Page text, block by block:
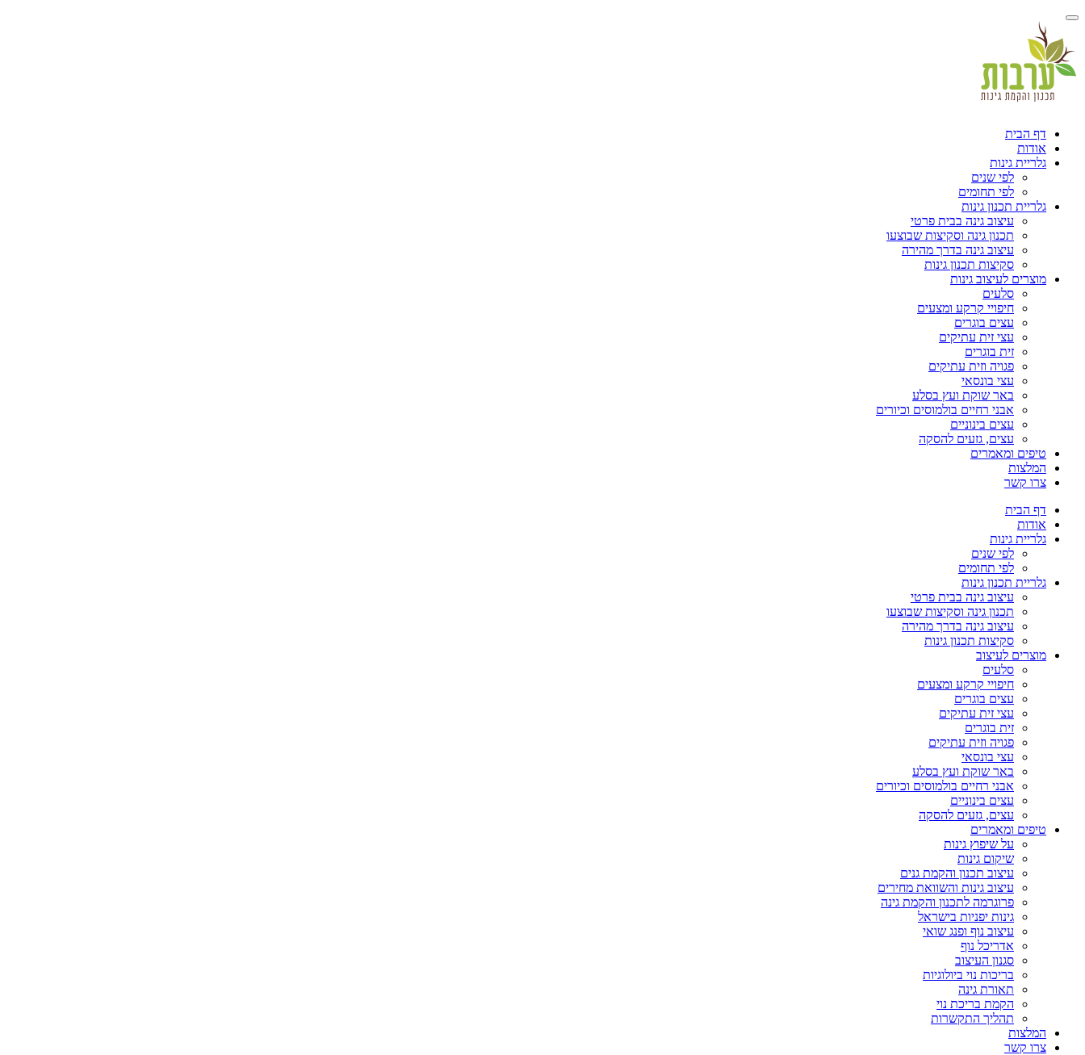
דף הבית
אודות
גלריית גינות
לפי שנים
לפי תחומים
גלריית תכנון גינות
עיצוב גינה בבית פרטי
תכנון גינה וסקיצות שבוצעו
עיצוב גינה בדרך מהירה
סקיצות תכנון גינות
מוצרים לעיצוב גינות
סלעים
חיפויי קרקע ומצעים
עצים בוגרים
עצי זית עתיקים
זית בוגרים
פגויה וזית עתיקים
עצי בונסאי
באר שוקת ועץ בסלע
אבני רחיים בולמוסים וכיורים
עצים בינוניים
עצים, גזעים להסקה
טיפים ומאמרים
המלצות
צרו קשר
דף הבית
אודות
גלריית גינות
לפי שנים
לפי תחומים
גלריית תכנון גינות
עיצוב גינה בבית פרטי
תכנון גינה וסקיצות שבוצעו
עיצוב גינה בדרך מהירה
סקיצות תכנון גינות
מוצרים לעיצוב
סלעים
חיפויי קרקע ומצעים
עצים בוגרים
עצי זית עתיקים
זית בוגרים
פגויה וזית עתיקים
עצי בונסאי
באר שוקת ועץ בסלע
אבני רחיים בולמוסים וכיורים
עצים בינוניים
עצים, גזעים להסקה
טיפים ומאמרים
על שיפוץ גינות
שיקום גינות
עיצוב תכנון והקמת גנים
עיצוב גינות והשוואת מחירים
פרוגרמה לתכנון והקמת גינה
גינות יפניות בישראל
עיצוב נוף ופנג שואי
אדריכל נוף
סגנון העיצוב
בריכות נוי ביולוגיות
תאורת גינה
הקמת בריכת נוי
תהליך התקשרות
המלצות
צרו קשר